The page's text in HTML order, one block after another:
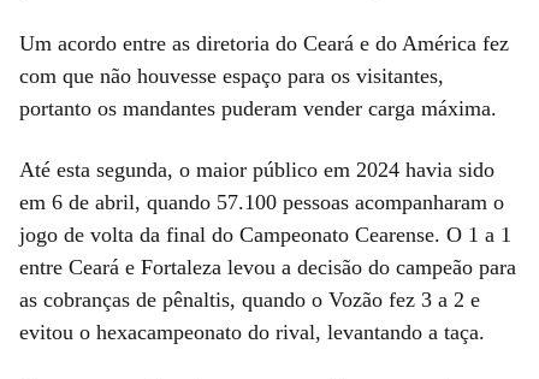
Um acordo entre as diretoria do Ceará e do América fez
com que não houvesse espaço para os visitantes,
portanto os mandantes puderam vender carga máxima.
Até esta segunda, o maior público em 2024 havia sido
em 6 de abril, quando 57.100 pessoas acompanharam o
jogo de volta da final do Campeonato Cearense. O 1 a 1
entre Ceará e Fortaleza levou a decisão do campeão para
as cobranças de pênaltis, quando o Vozão fez 3 a 2 e
evitou o hexacampeonato do rival, levantando a taça.